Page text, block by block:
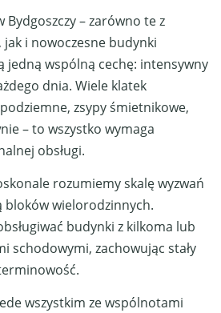
– zarówno te z
jak i nowoczesne budynki
jedną wspólną cechę: intensywny
dnia. Wiele klatek
zsypy śmietnikowe,
– to wszystko wymaga
obsługi.
rozumiemy skalę wyzwań
bloków wielorodzinnych.
budynki z kilkoma lub
schodowymi, zachowując stały
wszystkim ze wspólnotami